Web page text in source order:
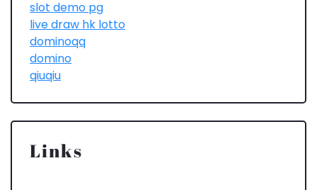
slot demo pg
live draw hk lotto
dominoqq
domino
qiuqiu
Links